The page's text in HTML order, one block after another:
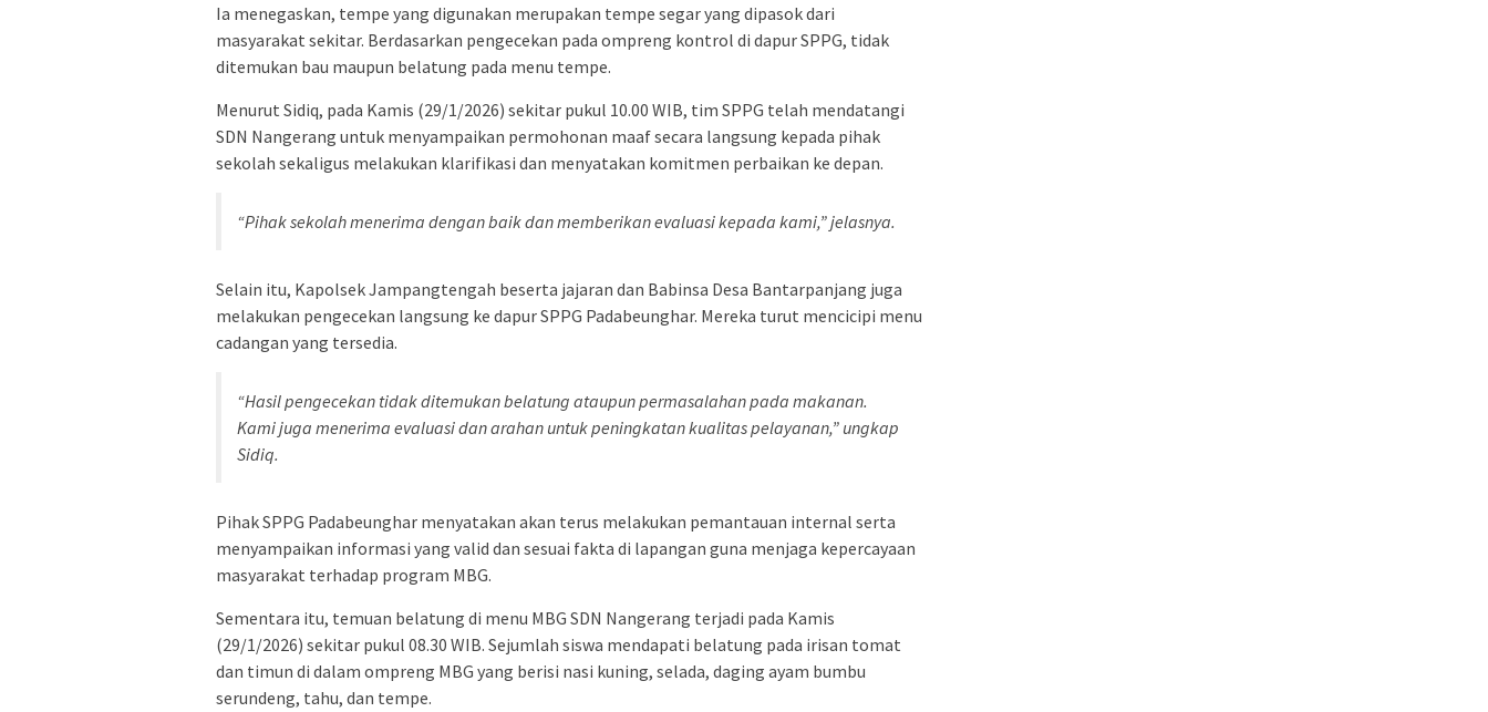
Ia menegaskan, tempe yang digunakan merupakan tempe segar yang dipasok dari
masyarakat sekitar. Berdasarkan pengecekan pada ompreng kontrol di dapur SPPG, tidak
ditemukan bau maupun belatung pada menu tempe.
Menurut Sidiq, pada Kamis (29/1/2026) sekitar pukul 10.00 WIB, tim SPPG telah mendatangi
SDN Nangerang untuk menyampaikan permohonan maaf secara langsung kepada pihak
sekolah sekaligus melakukan klarifikasi dan menyatakan komitmen perbaikan ke depan.
“Pihak sekolah menerima dengan baik dan memberikan evaluasi kepada kami,” jelasnya.
Selain itu, Kapolsek Jampangtengah beserta jajaran dan Babinsa Desa Bantarpanjang juga
melakukan pengecekan langsung ke dapur SPPG Padabeunghar. Mereka turut mencicipi menu
cadangan yang tersedia.
“Hasil pengecekan tidak ditemukan belatung ataupun permasalahan pada makanan.
Kami juga menerima evaluasi dan arahan untuk peningkatan kualitas pelayanan,” ungkap
Sidiq.
Pihak SPPG Padabeunghar menyatakan akan terus melakukan pemantauan internal serta
menyampaikan informasi yang valid dan sesuai fakta di lapangan guna menjaga kepercayaan
masyarakat terhadap program MBG.
Sementara itu, temuan belatung di menu MBG SDN Nangerang terjadi pada Kamis
(29/1/2026) sekitar pukul 08.30 WIB. Sejumlah siswa mendapati belatung pada irisan tomat
dan timun di dalam ompreng MBG yang berisi nasi kuning, selada, daging ayam bumbu
serundeng, tahu, dan tempe.